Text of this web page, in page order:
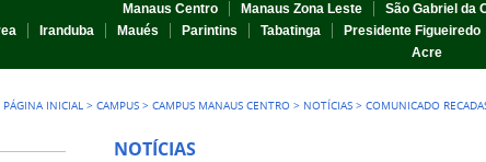
Manaus Centro Manaus Zona Leste São Gabriel da
Iranduba Maués Parintins Tabatinga Presidente Figueiredo
Acre
PÁGINA INICIAL >CAMPUS >CAMPUS MANAUS CENTRO > NOTÍCIAS >COMUNICADO
NOTÍCIAS